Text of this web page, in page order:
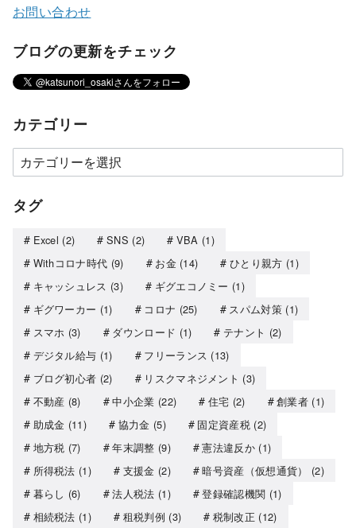
お問い合わせ
ブログの更新をチェック
カテゴリー
タグ
Excel (2) SNS (2) VBA (1)
Withコロナ時代 (9) お金(14) ひとり親方 (1)
キャッシュレス (3) ギグエコノミー (1)
ギグワーカー (1) コロナ (25) スパム対策(1)
スマホ (3) ダウンロード (1) テナント (2)
デジタル給与 (1) フリーランス (13)
ブログ初心者 (2) リスクマネジメント (3)
不動産 (8) 中小企業 (22) 住宅 (2) 創業者 (1)
助成金 (11) 協力金 (5) 固定資産税(2)
地方税 (7) 年末調整 (9) 憲法違反か(1)
所得税法 (1) 支援金 (2) 暗号資産（仮想通貨）
(2)
暮らし (6) 法人税法 (1) 登録確認機関 (1)
相続税法 (1) 租税判例 (3) 税制改正 (12)